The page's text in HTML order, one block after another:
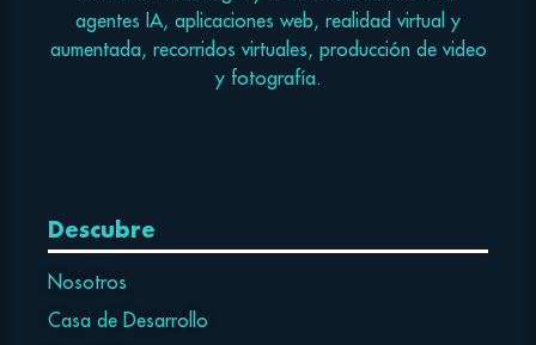
agentes IA, aplicaciones web, realidad virtual y
aumentada, recorridos virtuales, producción de video
y fotografía.
Descubre
Nosotros
Casa de Desarrollo